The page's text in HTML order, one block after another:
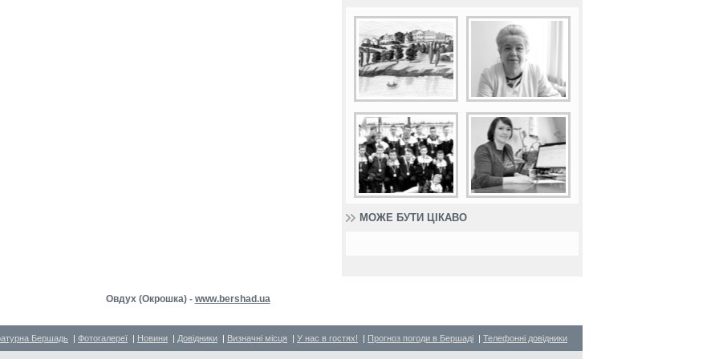
МОЖЕ БУТИ ЦІКАВО
Овдух (Окрошка) - www.bershad.ua
Бершадь | Фотогалереї | Новини | Довідники | Визначні місця | У нас в гостях! | Прогноз погоди в Бершаді | Телефонні довідники